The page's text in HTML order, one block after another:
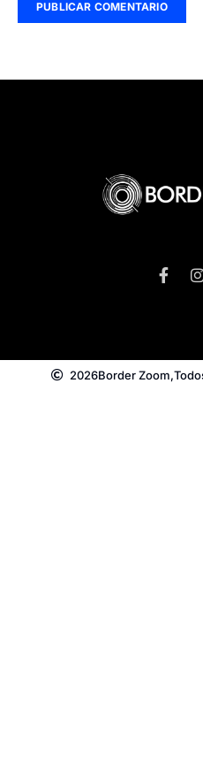
2026Border Zoom,